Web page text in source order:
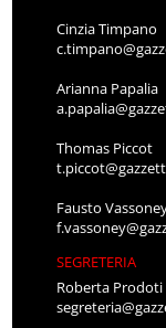
Cinzia Timpano
Arianna Papalia
Thomas Piccot
Fausto
SEGRETERIA
Roberta Prodoti